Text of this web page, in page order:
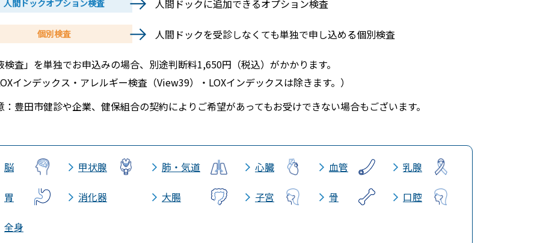
人間ドックオプション検査 人間ドックに追加できるオプション検査
個別検査 人間ドックを受診しなくても単独で申し込める個別検査
検査」を単独でお申込みの場合、別途判断料1,650円（税込）がかかります。
インデックス・アレルギー検査（View39）・LOXインデックスは除きます。）
：豊田市健診や企業、健保組合の契約によりご希望があってもお受けできない場合もございます。
脳 甲状腺 肺・気道 心臓 血管 乳腺
胃 消化器 大腸 子宮 骨 口腔
全身